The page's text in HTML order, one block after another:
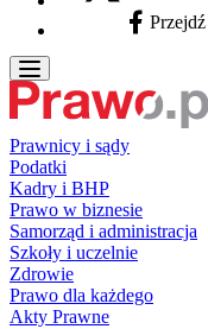
Facebook -
Prawnicy i sądy
Podatki
Kadry i BHP
Prawo w biznesie
Samorząd i administracja
Szkoły i uczelnie
Zdrowie
Prawo dla każdego
Akty Prawne